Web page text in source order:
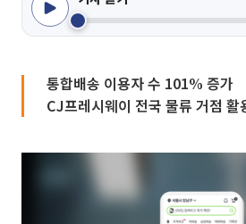
통합배송 이용자 수 101% 증가
CJ프레시웨이 전국 물류 거점 활